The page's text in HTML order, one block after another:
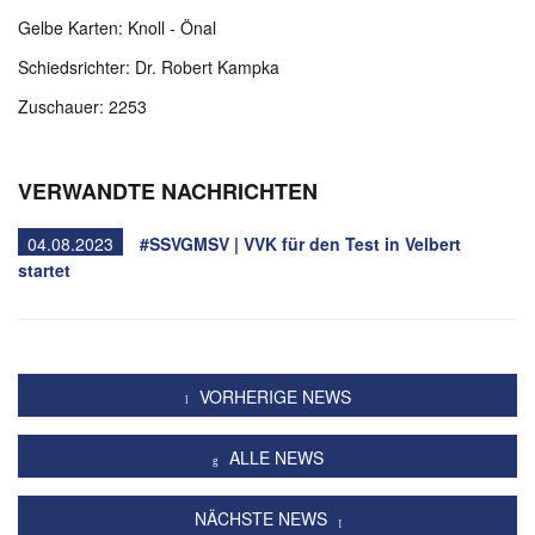
Gelbe Karten: Knoll - Önal
Schiedsrichter: Dr. Robert Kampka
Zuschauer: 2253
VERWANDTE NACHRICHTEN
04.08.2023
#SSVGMSV | VVK für den Test in Velbert
startet
VORHERIGE NEWS
ALLE NEWS
NÄCHSTE NEWS